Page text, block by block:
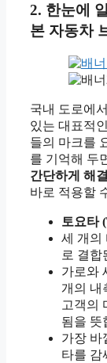
2. 한눈에
본 자동차
국내 도로에
있는 대표적
들의 마크를
를 기억해 두
간단하게 해
바로 적용할
토요타
세 개의
로 결합
가로와
개의 내
고객의
됨을 뜻
가장 바
타를 감